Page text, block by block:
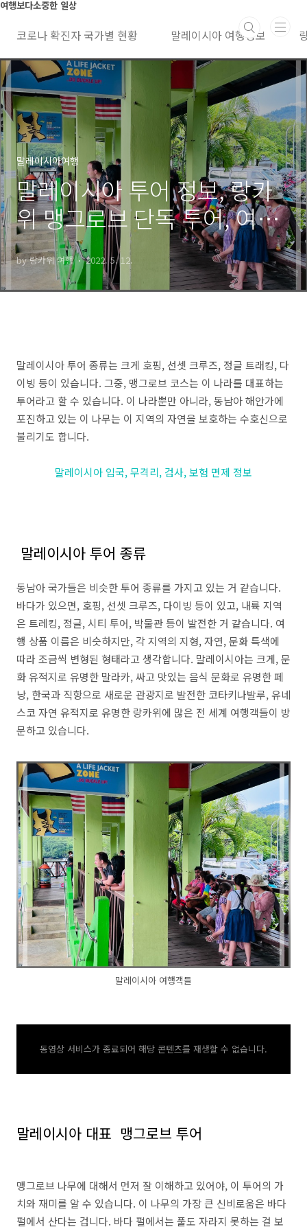
본문 바로가기
여행보다소중한 일상
코로나 확진자 국가별 현황 말레이시아 여행정보
말레이시아여행
말레이시아 투어 정보, 랑카
위 맹그로브 단독 투어, 여행
은 양보다 질
by 랑카위 여행 2022. 5. 12.
말레이시아 투어 종류는 크게 호핑, 선셋 크루즈, 정글 트래킹, 다
이빙 등이 있습니다. 그중, 맹그로브 코스는 이 나라를 대표하는
투어라고 할 수 있습니다. 이 나라뿐만 아니라, 동남아 해안가에
포진하고 있는 이 나무는 이 지역의 자연을 보호하는 수호신으로
불리기도 합니다.
말레이시아 입국, 무격리, 검사, 보험 면제 정보
말레이시아 투어 종류
동남아 국가들은 비슷한 투어 종류를 가지고 있는 거 같습니다.
바다가 있으면, 호핑, 선셋 크루즈, 다이빙 등이 있고, 내륙 지역
은 트레킹, 정글, 시티 투어, 박물관 등이 발전한 거 같습니다. 여
행 상품 이름은 비슷하지만, 각 지역의 지형, 자연, 문화 특색에
따라 조금씩 변형된 형태라고 생각합니다. 말레이시아는 크게, 문
화 유적지로 유명한 말라카, 싸고 맛있는 음식 문화로 유명한 페
낭, 한국과 직항으로 새로운 관광지로 발전한 코타키나발루, 유네
스코 자연 유적지로 유명한 랑카위에 많은 전 세계 여행객들이 방
문하고 있습니다.
말레이시아 여행객들
동영상 서비스가 종료되어 해당 콘텐츠를 재생할 수 없습니다.
말레이시아 대표 맹그로브 투어
맹그로브 나무에 대해서 먼저 잘 이해하고 있어야, 이 투어의 가
치와 재미를 알 수 있습니다. 이 나무의 가장 큰 신비로움은 바다
펄에서 산다는 겁니다. 바다 펄에서는 풀도 자라지 못하는 걸 보